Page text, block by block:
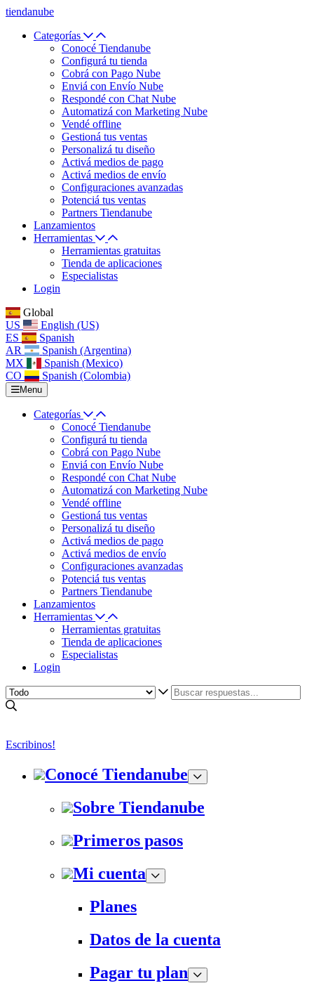
tiendanube
Categorías
Conocé Tiendanube
Configurá tu tienda
Cobrá con Pago Nube
Enviá con Envío Nube
Respondé con Chat Nube
Automatizá con Marketing Nube
Vendé offline
Gestioná tus ventas
Personalizá tu diseño
Activá medios de pago
Activá medios de envío
Configuraciones avanzadas
Potenciá tus ventas
Partners Tiendanube
Lanzamientos
Herramientas
Herramientas gratuitas
Tienda de aplicaciones
Especialistas
Login
Global
US
English (US)
ES
Spanish
AR
Spanish (Argentina)
MX
Spanish (Mexico)
CO
Spanish (Colombia)
Menu
Categorías
Conocé Tiendanube
Configurá tu tienda
Cobrá con Pago Nube
Enviá con Envío Nube
Respondé con Chat Nube
Automatizá con Marketing Nube
Vendé offline
Gestioná tus ventas
Personalizá tu diseño
Activá medios de pago
Activá medios de envío
Configuraciones avanzadas
Potenciá tus ventas
Partners Tiendanube
Lanzamientos
Herramientas
Herramientas gratuitas
Tienda de aplicaciones
Especialistas
Login
Escribinos!
Conocé Tiendanube
Sobre Tiendanube
Primeros pasos
Mi cuenta
Planes
Datos de la cuenta
Pagar tu plan